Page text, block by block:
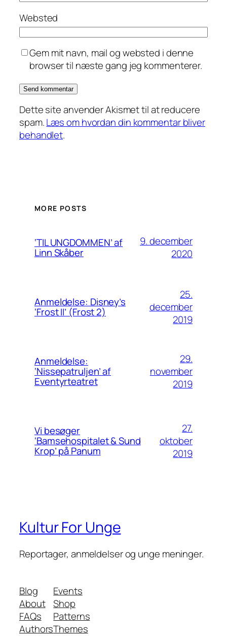
Websted
Gem mit navn, mail og websted i denne
browser til næste gang jeg kommenterer.
Dette site anvender Akismet til at reducere
spam.Læs om hvordan din kommentar bliver
behandlet.
MORE POSTS
‘TIL UNGDOMMEN’ af
Linn Skåber
9. december
2020
Anmeldelse: Disney’s
‘Frost II’ (Frost 2)
25.
december
2019
Anmeldelse:
‘Nissepatruljen’ af
Eventyrteatret
29.
november
2019
Vi besøger
‘Bamsehospitalet & Sund
Krop’ på Panum
27.
oktober
2019
Kultur For Unge
Reportager, anmeldelser og unge meninger.
Blog
About
FAQs
Authors
Events
Shop
Patterns
Themes